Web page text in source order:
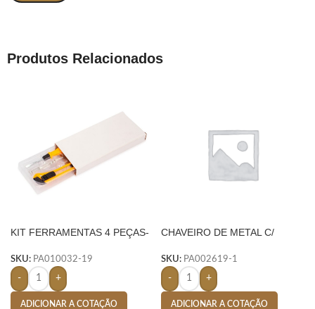
Produtos Relacionados
KIT FERRAMENTAS 4 PEÇAS-
SKU: PA010032-19
- +
ADICIONAR A COTAÇÃO
CHAVEIRO DE METAL C/
SKU: PA002619-1
- +
ADICIONAR A COTAÇÃO